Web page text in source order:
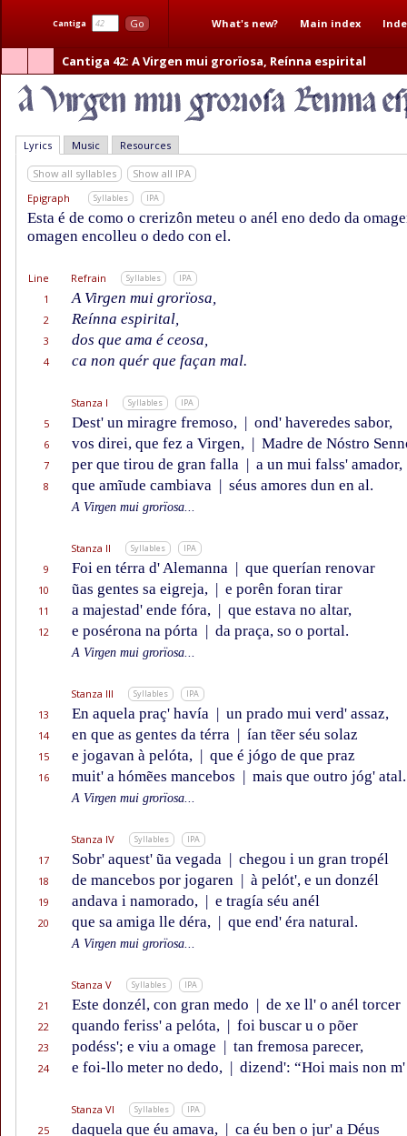
Cantiga Go What's new? Main index
Cantiga 42: A Virgen mui grorïosa, Reínna espirital
Lyrics Music Resources
Show all syllables
Show all IPA
Epigraph
Syllables IPA
Esta é de como o crerizôn meteu o anél eno dedo da
omagen encolleu o dedo con el.
Line Refrain Syllables IPA
1 A Virgen mui grorïosa,
2 Reínna espirital,
3 dos que ama é ceosa,
4 ca non quér que façan mal.
Stanza I Syllables IPA
5 Dest' un miragre fremoso, | ond' haveredes sabor,
6 vos direi, que fez a Virgen, | Madre de Nóstro
7 per que tirou de gran falla | a un mui falss' amador,
8 que amĩude cambiava | séus amores dun en al.
A Virgen mui grorïosa...
Stanza II Syllables IPA
9 Foi en térra d' Alemanna | que querían renovar
10 ũas gentes sa eigreja, | e porên foran tirar
11 a majestad' ende fóra, | que estava no altar,
12 e posérona na pórta | da praça, so o portal.
A Virgen mui grorïosa...
Stanza III Syllables IPA
13 En aquela praç' havía | un prado mui verd' assaz,
14 en que as gentes da térra | ían tẽer séu solaz
15 e jogavan à pelóta, | que é jógo de que praz
16 muit' a hómẽes mancebos | mais que outro jóg' atal.
A Virgen mui grorïosa...
Stanza IV Syllables IPA
17 Sobr' aquest' ũa vegada | chegou i un gran tropél
18 de mancebos por jogaren | à pelót', e un donzél
19 andava i namorado, | e tragía séu anél
20 que sa amiga lle déra, | que end' éra natural.
A Virgen mui grorïosa...
Stanza V Syllables IPA
21 Este donzél, con gran medo | de xe ll' o anél torcer
22 quando feriss' a pelóta, | foi buscar u o põer
23 podéss'; e viu a omage | tan fremosa parecer,
24 e foi-llo meter no dedo, | dizend': “Hoi mais non
Stanza VI Syllables IPA
25 daquela que éu amava, | ca éu ben o jur' a Déus